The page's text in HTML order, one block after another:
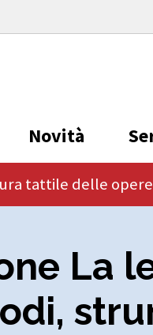
Novità
tattile delle
La